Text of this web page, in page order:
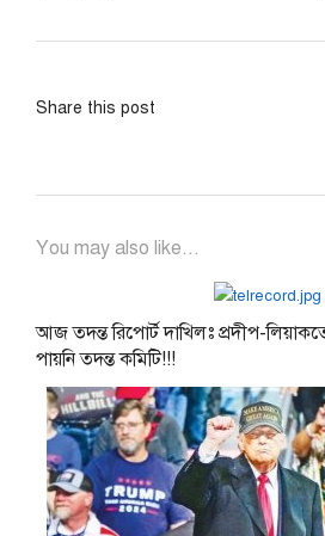
Share this post
You may also like...
আজ তদন্ত রিপোর্ট দাখিলঃ প্রদীপ-
পায়নি তদন্ত কমিটি!!!